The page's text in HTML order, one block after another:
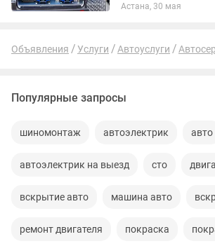
необходимости купим и привезем
Астана, 30 мая
Объявления Услуги Автоуслуги
Популярные запросы
шиномонтаж автоэлектрик авто
автоэлектрик на выезд сто
вскрытие авто машина авто
ремонт двигателя покраска